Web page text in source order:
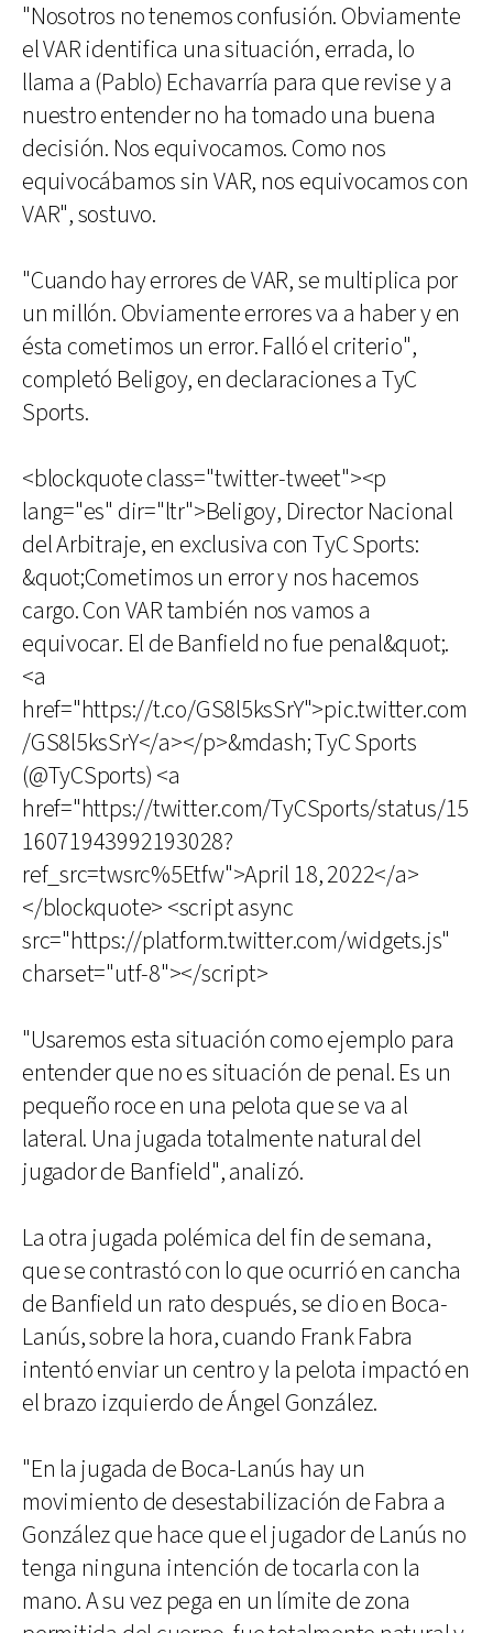
"Nosotros no tenemos confusión. Obviamente
el VAR identifica una situación, errada, lo
llama a (Pablo) Echavarría para que revise y a
nuestro entender no ha tomado una buena
decisión. Nos equivocamos. Como nos
equivocábamos sin VAR, nos equivocamos con
VAR", sostuvo.
"Cuando hay errores de VAR, se multiplica por
un millón. Obviamente errores va a haber y en
ésta cometimos un error. Falló el criterio",
completó Beligoy, en declaraciones a TyC
Sports.
<blockquote class="twitter-tweet"><p
lang="es" dir="ltr">Beligoy, Director Nacional
del Arbitraje, en exclusiva con TyC Sports:
&quot;Cometimos un error y nos hacemos
cargo. Con VAR también nos vamos a
equivocar. El de Banfield no fue penal&quot;.
<a
href="https://t.co/GS8l5ksSrY">pic.twitter.com
/GS8l5ksSrY</a></p>&mdash; TyC Sports
(@TyCSports) <a
href="https://twitter.com/TyCSports/status/15
16071943992193028?
ref_src=twsrc%5Etfw">April 18, 2022</a>
</blockquote> <script async
src="https://platform.twitter.com/widgets.js"
charset="utf-8"></script>
"Usaremos esta situación como ejemplo para
entender que no es situación de penal. Es un
pequeño roce en una pelota que se va al
lateral. Una jugada totalmente natural del
jugador de Banfield", analizó.
La otra jugada polémica del fin de semana,
que se contrastó con lo que ocurrió en cancha
de Banfield un rato después, se dio en Boca-
Lanús, sobre la hora, cuando Frank Fabra
intentó enviar un centro y la pelota impactó en
el brazo izquierdo de Ángel González.
"En la jugada de Boca-Lanús hay un
movimiento de desestabilización de Fabra a
González que hace que el jugador de Lanús no
tenga ninguna intención de tocarla con la
mano. A su vez pega en un límite de zona